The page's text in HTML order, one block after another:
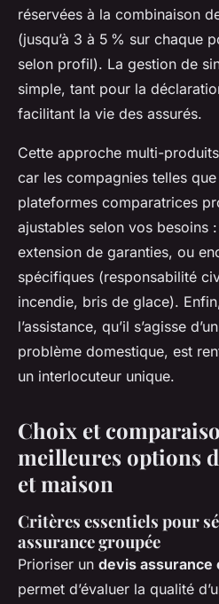
réservées à la combinaison
(jusqu’à 3 à 5 % sur chaque
selon profil). La gestion de
simple, tant pour la
facilitant la vie des assurés.
Cette approche multi-
car les compagnies telles
plateformes comparatrices
ajustables selon vos besoins
extension de garanties, ou
spécifiques (responsabilité
incendie, bris de glace).
l’assistance, qu’il s’agisse
problème domestique, est
un interlocuteur unique.
Choix et
meilleures options
et maison
Critères essentiels pour
assurance groupée
Prioriser un devis assurance
permet d’évaluer la qualité